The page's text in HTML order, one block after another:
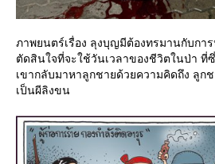
ภาพยนตร์เรื่อง ลุงบุญมีต้องทรมานกับการ
ตัดสินใจที่จะใช้วันเวลาของชีวิตในป่า
เขากลับมาหาลูกชายด้วยความคิดถึง ลูก
เป็นผีลิงขน